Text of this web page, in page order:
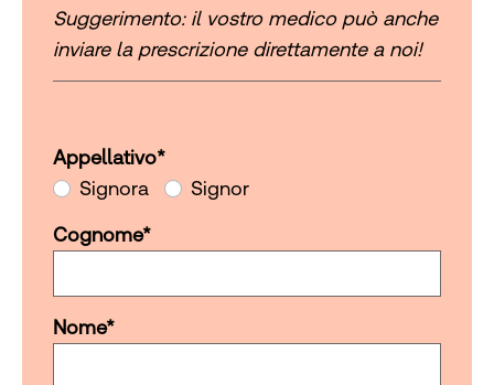
Suggerimento: il vostro medico può anche
inviare la prescrizione direttamente a noi!
Appellativo
Appellativo*
Signora
Signor
Cognome*
Nome*